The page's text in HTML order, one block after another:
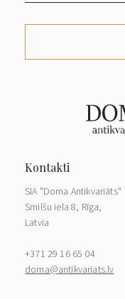
SIA "Doma Antikvariāts"
Smilšu iela 8, Rīga,
Latvia
+371 29 16 65 04
doma@antikvariats.lv